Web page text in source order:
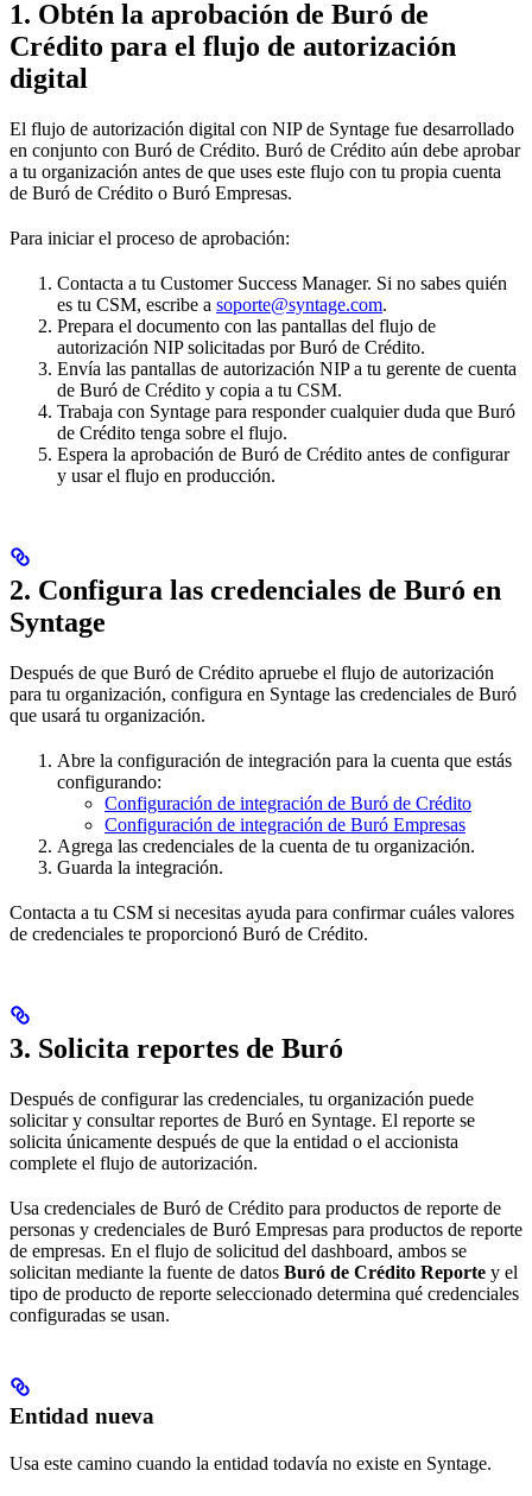
1. Obtén la aprobación de Buró de
Crédito para el flujo de autorización
digital
El flujo de autorización digital con NIP de Syntage fue desarrollado
en conjunto con Buró de Crédito. Buró de Crédito aún debe aprobar
a tu organización antes de que uses este flujo con tu propia cuenta
de Buró de Crédito o Buró Empresas.
Para iniciar el proceso de aprobación:
Contacta a tu Customer Success Manager. Si no sabes quién
es tu CSM, escribe a soporte@syntage.com.
Prepara el documento con las pantallas del flujo de
autorización NIP solicitadas por Buró de Crédito.
Envía las pantallas de autorización NIP a tu gerente de cuenta
de Buró de Crédito y copia a tu CSM.
Trabaja con Syntage para responder cualquier duda que Buró
de Crédito tenga sobre el flujo.
Espera la aprobación de Buró de Crédito antes de configurar
y usar el flujo en producción.
2. Configura las credenciales de Buró en
Syntage
Después de que Buró de Crédito apruebe el flujo de autorización
para tu organización, configura en Syntage las credenciales de Buró
que usará tu organización.
Abre la configuración de integración para la cuenta que estás
configurando:
Configuración de integración de Buró de Crédito
Configuración de integración de Buró Empresas
Agrega las credenciales de la cuenta de tu organización.
Guarda la integración.
Contacta a tu CSM si necesitas ayuda para confirmar cuáles valores
de credenciales te proporcionó Buró de Crédito.
3. Solicita reportes de Buró
Después de configurar las credenciales, tu organización puede
solicitar y consultar reportes de Buró en Syntage. El reporte se
solicita únicamente después de que la entidad o el accionista
complete el flujo de autorización.
Usa credenciales de Buró de Crédito para productos de reporte de
personas y credenciales de Buró Empresas para productos de reporte
de empresas. En el flujo de solicitud del dashboard, ambos se
solicitan mediante la fuente de datos Buró de Crédito Reporte y el
tipo de producto de reporte seleccionado determina qué credenciales
configuradas se usan.
Entidad nueva
Usa este camino cuando la entidad todavía no existe en Syntage.